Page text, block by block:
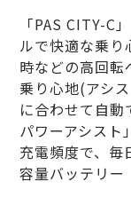
「PAS CITY-C
ルで快適な乗り
時などの高回転
乗り心地(アシ
に合わせて自動
パワーアシスト
充電頻度で、毎
容量バッテリー